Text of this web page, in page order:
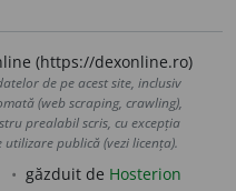
(https://dexonline.ro)
de pe acest site, inclusiv
(web scraping, crawling),
prealabil scris, cu excepția
publică (vezi licența).
găzduit de Hosterion